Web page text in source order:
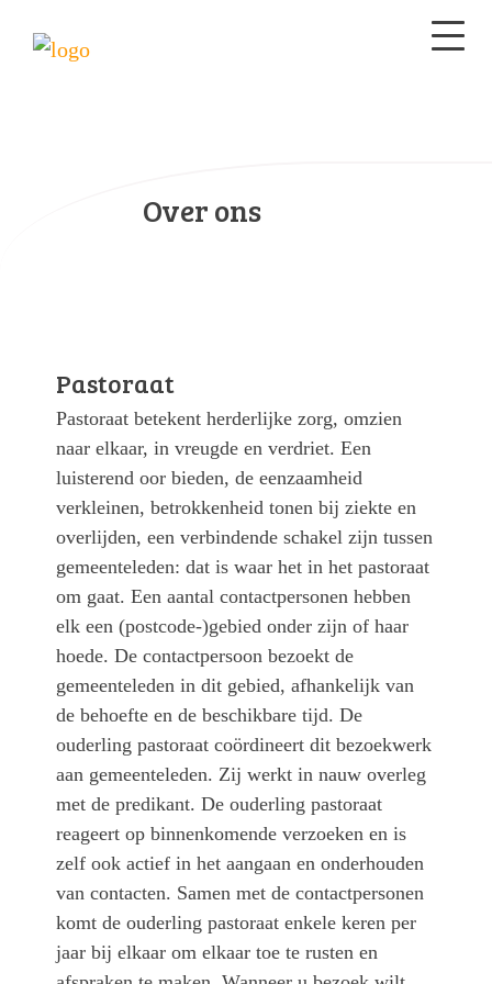
Over ons
Pastoraat
Pastoraat betekent herderlijke zorg, omzien
naar elkaar, in vreugde en verdriet. Een
luisterend oor bieden, de eenzaamheid
verkleinen, betrokkenheid tonen bij ziekte en
overlijden, een verbindende schakel zijn tussen
gemeenteleden: dat is waar het in het pastoraat
om gaat. Een aantal contactpersonen hebben
elk een (postcode-)gebied onder zijn of haar
hoede. De contactpersoon bezoekt de
gemeenteleden in dit gebied, afhankelijk van
de behoefte en de beschikbare tijd. De
ouderling pastoraat coördineert dit bezoekwerk
aan gemeenteleden. Zij werkt in nauw overleg
met de predikant. De ouderling pastoraat
reageert op binnenkomende verzoeken en is
zelf ook actief in het aangaan en onderhouden
van contacten. Samen met de contactpersonen
komt de ouderling pastoraat enkele keren per
jaar bij elkaar om elkaar toe te rusten en